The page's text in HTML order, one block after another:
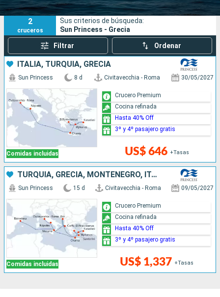
Puertos Compañías
Buscar
2
cruceros
Sus criterios de búsqueda:
Sun Princess - Grecia
Filtrar Ordenar
ITALIA, TURQUÍA, GRECIA
Comidas incluidas
Sun Princess 8 d Civitavecchia - Roma 30/05/2027
US$ 646 +Tasas
Crucero Premium
Cocina refinada
Hasta 40% Off
3º y 4º pasajero gratis
TURQUÍA, GRECIA, MONTENEGRO, ITALIA, ESPAÑA
Comidas incluidas
Sun Princess 15 d Civitavecchia - Roma 09/05/2027
US$ 1,337 +Tasas
Crucero Premium
Cocina refinada
Hasta 40% Off
3º y 4º pasajero gratis